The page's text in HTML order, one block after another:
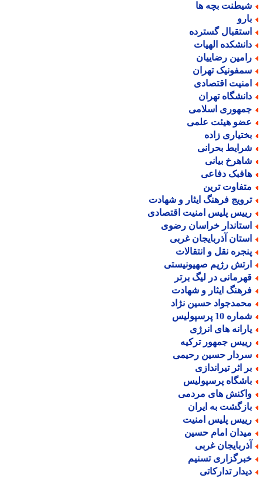
بچه ها
گسترده
الهیات
رضاییان
تهران
اقتصادی
تهران
اسلامی
هیئت علمی
زاده
بحرانی
بیانی
دفاعی
ترین
فرهنگ ایثار و شهادت
پلیس امنیت اقتصادی
خراسان رضوی
آذربایجان غربی
نقل و انتقالات
رژیم صهیونیستی
در لیگ برتر
ایثار و شهادت
حسین نژاد
10 پرسپولیس
های انرژی
جمهور ترکیه
حسین رحیمی
اثر تیراندازی
پرسپولیس
های مردمی
به ایران
پلیس امنیت
امام حسین
غربی
تسنیم
تدارکاتی